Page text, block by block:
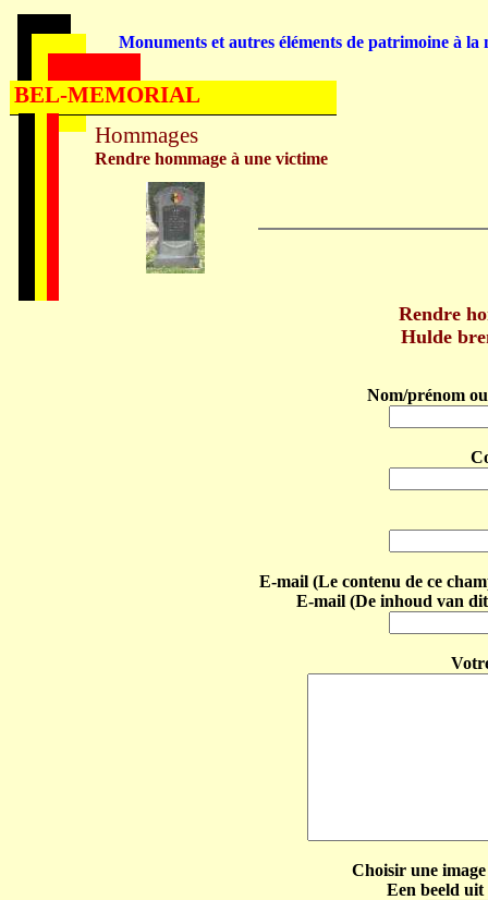
Rendre
Hulde
Nom/prénom
E-mail (Le contenu de ce
E-mail (De inhoud van
Choisir une
Een beeld
Hommages
Rendre hommage à une victime
Monuments et autres éléments de patrimoine à la
BEL-MEMORIAL